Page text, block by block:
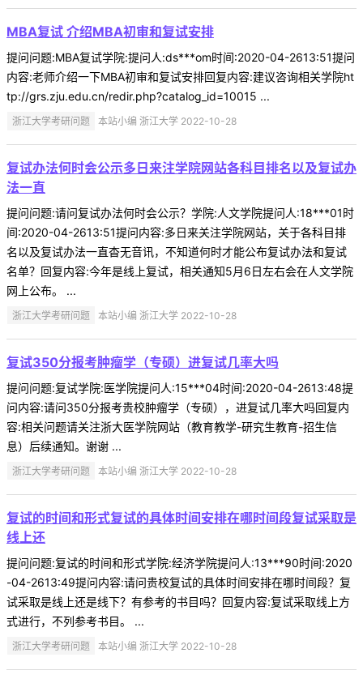
MBA复试 介绍MBA初审和复试安排
提问问题:MBA复试学院:提问人:ds***om时间:2020-04-2613:51提问
内容:老师介绍一下MBA初审和复试安排回复内容:建议咨询相关学院ht
tp://grs.zju.edu.cn/redir.php?catalog_id=10015 ...
浙江大学考研问题 本站小编 浙江大学 2022-10-28
复试办法何时会公示多日来注学院网站各科目排名以及复试办
法一直
提问问题:请问复试办法何时会公示？学院:人文学院提问人:18***01时
间:2020-04-2613:51提问内容:多日来关注学院网站，关于各科目排
名以及复试办法一直杳无音讯，不知道何时才能公布复试办法和复试
名单？回复内容:今年是线上复试，相关通知5月6日左右会在人文学院
网上公布。 ...
浙江大学考研问题 本站小编 浙江大学 2022-10-28
复试350分报考肿瘤学（专硕）进复试几率大吗
提问问题:复试学院:医学院提问人:15***04时间:2020-04-2613:48提
问内容:请问350分报考贵校肿瘤学（专硕），进复试几率大吗回复内
容:相关问题请关注浙大医学院网站（教育教学-研究生教育-招生信
息）后续通知。谢谢 ...
浙江大学考研问题 本站小编 浙江大学 2022-10-28
复试的时间和形式复试的具体时间安排在哪时间段复试采取是
线上还
提问问题:复试的时间和形式学院:经济学院提问人:13***90时间:2020
-04-2613:49提问内容:请问贵校复试的具体时间安排在哪时间段？复
试采取是线上还是线下？有参考的书目吗？回复内容:复试采取线上方
式进行，不列参考书目。 ...
浙江大学考研问题 本站小编 浙江大学 2022-10-28